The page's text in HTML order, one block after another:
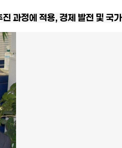
과정에 적용, 경제 발전 및 국